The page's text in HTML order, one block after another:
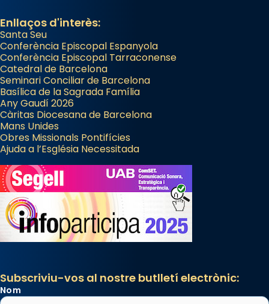
Enllaços d'interès:
Santa Seu
Conferència Episcopal Espanyola
Conferència Episcopal Tarraconense
Catedral de Barcelona
Seminari Conciliar de Barcelona
Basílica de la Sagrada Família
Any Gaudí 2026
Càritas Diocesana de Barcelona
Mans Unides
Obres Missionals Pontifícies
Ajuda a l’Església Necessitada
Subscriviu-vos al nostre butlletí electrònic:
Nom